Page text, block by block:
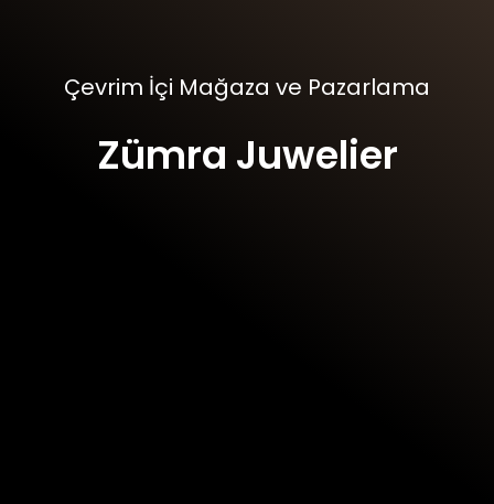
Çevrim İçi Mağaza ve Pazarlama
Zümra Juwelier